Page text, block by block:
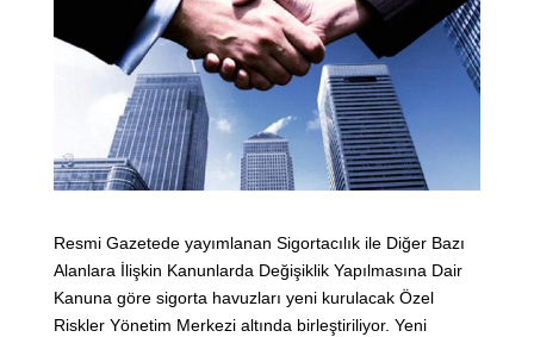
Resmi Gazetede yayımlanan Sigortacılık ile Diğer Bazı
Alanlara İlişkin Kanunlarda Değişiklik Yapılmasına Dair
Kanuna göre sigorta havuzları yeni kurulacak Özel
Riskler Yönetim Merkezi altında birleştiriliyor. Yeni